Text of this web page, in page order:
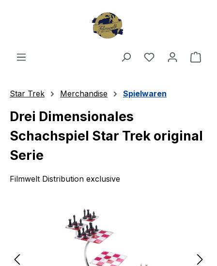
Du hast 0
Star Trek Merchandise Spielwaren
Drei Dimensionales
Schachspiel Star Trek original
Serie
Filmwelt Distribution exclusive